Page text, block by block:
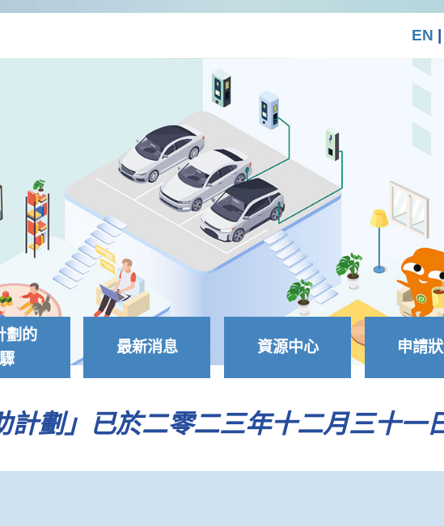
EN
劃的
最新消息 資源中心 申請
計劃」已於二零二三年十二月三十一